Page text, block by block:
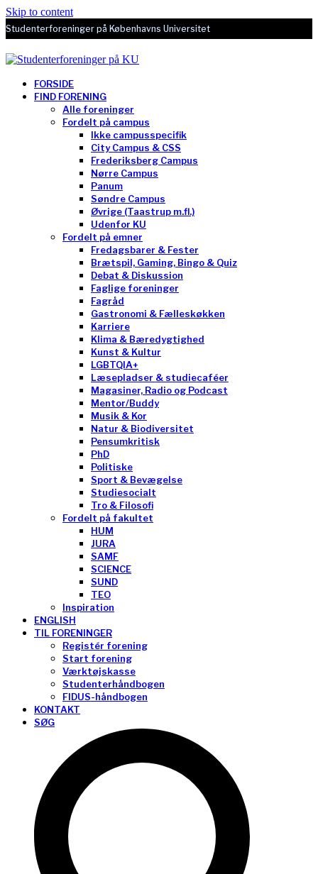
Skip to content
Studenterforeninger på Københavns Universitet
FORSIDE
FIND FORENING
Alle foreninger
Fordelt på campus
Ikke campusspecifik
City Campus & CSS
Frederiksberg Campus
Nørre Campus
Panum
Søndre Campus
Øvrige (Taastrup m.fl.)
Udenfor KU
Fordelt på emner
Fredagsbarer & Fester
Brætspil, Gaming, Bingo & Quiz
Debat & Diskussion
Faglige foreninger
Fagråd
Gastronomi & Fælleskøkken
Karriere
Klima & Bæredygtighed
Kunst & Kultur
LGBTQIA+
Læsepladser & studiecaféer
Magasiner, Radio og Podcast
Mentor/Buddy
Musik & Kor
Natur & Biodiversitet
Pensumkritisk
PhD
Politiske
Sport & Bevægelse
Studiesocialt
Tro & Filosofi
Fordelt på fakultet
HUM
JURA
SAMF
SCIENCE
SUND
TEO
Inspiration
ENGLISH
TIL FORENINGER
Registér forening
Start forening
Værktøjskasse
Studenterhåndbogen
FIDUS-håndbogen
KONTAKT
SØG